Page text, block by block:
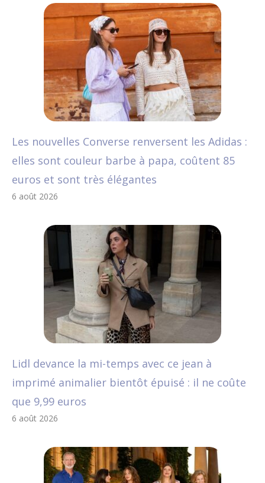
Les nouvelles Converse renversent les Adidas :
elles sont couleur barbe à papa, coûtent 85
euros et sont très élégantes
6 août 2026
Lidl devance la mi-temps avec ce jean à
imprimé animalier bientôt épuisé : il ne coûte
que 9,99 euros
6 août 2026